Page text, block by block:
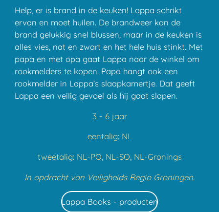
Help, er is brand in de keuken! Lappa schrikt
ervan en moet huilen. De brandweer kan de
brand gelukkig snel blussen, maar in de keuken is
alles vies, nat en zwart en het hele huis stinkt. Met
papa en met opa gaat Lappa naar de winkel om
rookmelders te kopen. Papa hangt ook een
rookmelder in Lappa’s slaapkamertje. Dat geeft
Lappa een veilig gevoel als hij gaat slapen.
​3 - 6 jaar
eentalig: NL
tweetalig: NL-PO, NL-SO, NL-Gronings
In opdracht van Veiligheids Regio Groningen.
Lappa Books - producten